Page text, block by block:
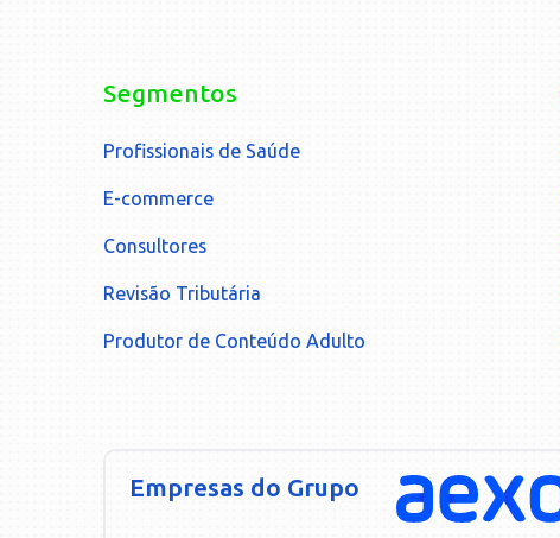
Segmentos
Profissionais de Saúde
E-commerce
Consultores
Revisão Tributária
Produtor de Conteúdo Adulto
Empresas do Grupo